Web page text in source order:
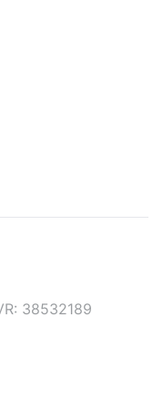
38532189